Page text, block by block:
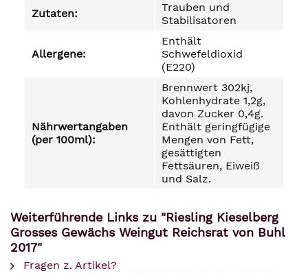
Zutaten:
Trauben und
Stabilisatoren
Allergene:
Enthält
Schwefeldioxid
(E220)
Nährwertangaben
(per 100ml):
Brennwert 302kj,
Kohlenhydrate 1,2g,
davon Zucker 0,4g.
Enthält geringfügige
Mengen von Fett,
gesättigten
Fettsäuren, Eiweiß
und Salz.
Weiterführende Links zu "Riesling Kieselberg
Grosses Gewächs Weingut Reichsrat von Buhl
2017"
Fragen z. Artikel?